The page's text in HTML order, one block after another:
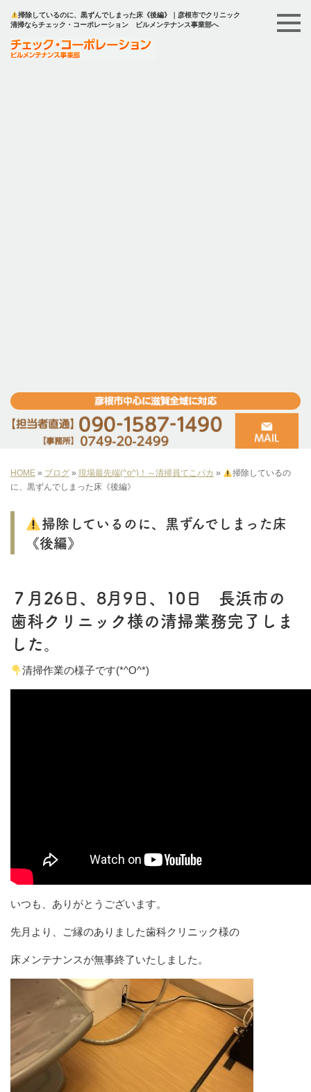
掃除しているのに、黒ずんでしまった床《後編》｜彦根市でクリニック
清掃ならチェック・コーポレーション ビルメンテナンス事業部へ
HOME » ブログ » 現場最先端(^o^)！～清掃員てこパカ »
掃除しているの
に、黒ずんでしまった床《後編》
掃除しているのに、黒ずんでしまった床
《後編》
７月26日、8月9日、10日 長浜市の
歯科クリニック様の清掃業務完了しま
した。
清掃作業の様子です(*^O^*)
いつも、ありがとうございます。
先月より、ご縁のありました歯科クリニック様の
床メンテナンスが無事終了いたしました。